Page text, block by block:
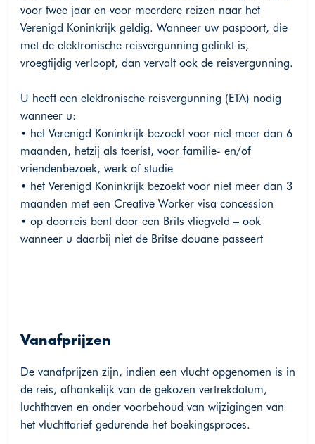
voor twee jaar en voor meerdere reizen naar het
Verenigd Koninkrijk geldig. Wanneer uw paspoort, die
met de elektronische reisvergunning gelinkt is,
vroegtijdig verloopt, dan vervalt ook de reisvergunning.
U heeft een elektronische reisvergunning (ETA) nodig
wanneer u:
• het Verenigd Koninkrijk bezoekt voor niet meer dan 6
maanden, hetzij als toerist, voor familie- en/of
vriendenbezoek, werk of studie
• het Verenigd Koninkrijk bezoekt voor niet meer dan 3
maanden met een Creative Worker visa concession
• op doorreis bent door een Brits vliegveld – ook
wanneer u daarbij niet de Britse douane passeert
Vanafprijzen
De vanafprijzen zijn, indien een vlucht opgenomen is in
de reis, afhankelijk van de gekozen vertrekdatum,
luchthaven en onder voorbehoud van wijzigingen van
het vluchttarief gedurende het boekingsproces.